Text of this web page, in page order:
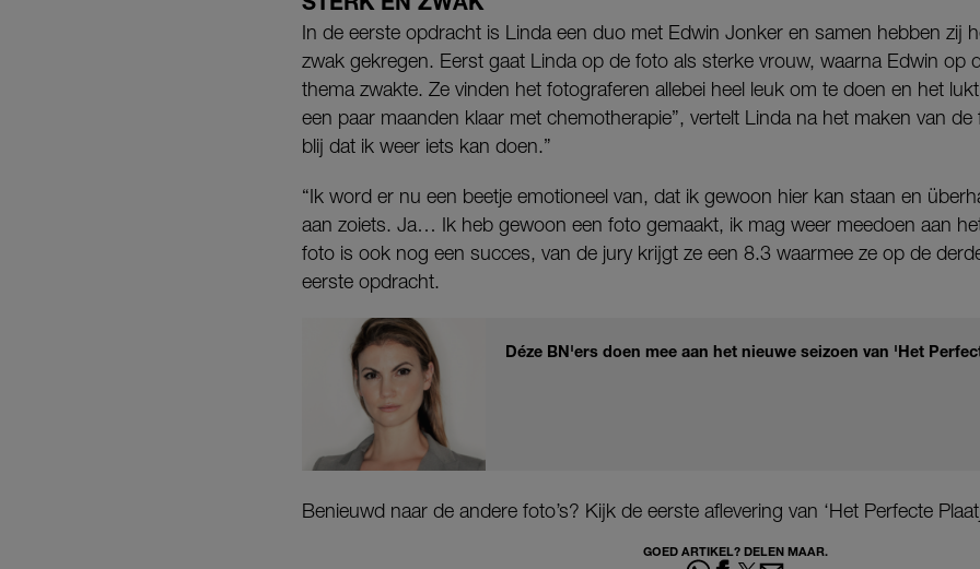
In de eerste opdracht is Linda een duo met Edwin Jonker en samen hebben zij
zwak gekregen. Eerst gaat Linda op de foto als sterke vrouw, waarna Edwin op
thema zwakte. Ze vinden het fotograferen allebei heel leuk om te doen en het
een paar maanden klaar met chemotherapie”, vertelt Linda na het maken van de
blij dat ik weer iets kan doen.”
“Ik word er nu een beetje emotioneel van, dat ik gewoon hier kan staan en
aan zoiets. Ja… Ik heb gewoon een foto gemaakt, ik mag weer meedoen aan
foto is ook nog een succes, van de jury krijgt ze een 8.3 waarmee ze op de
eerste opdracht.
Déze BN'ers doen mee aan het nieuwe seizoen van 'Het
Benieuwd naar de andere foto’s? Kijk de eerste aflevering van ‘Het Perfecte
GOED ARTIKEL? DELEN MAAR.